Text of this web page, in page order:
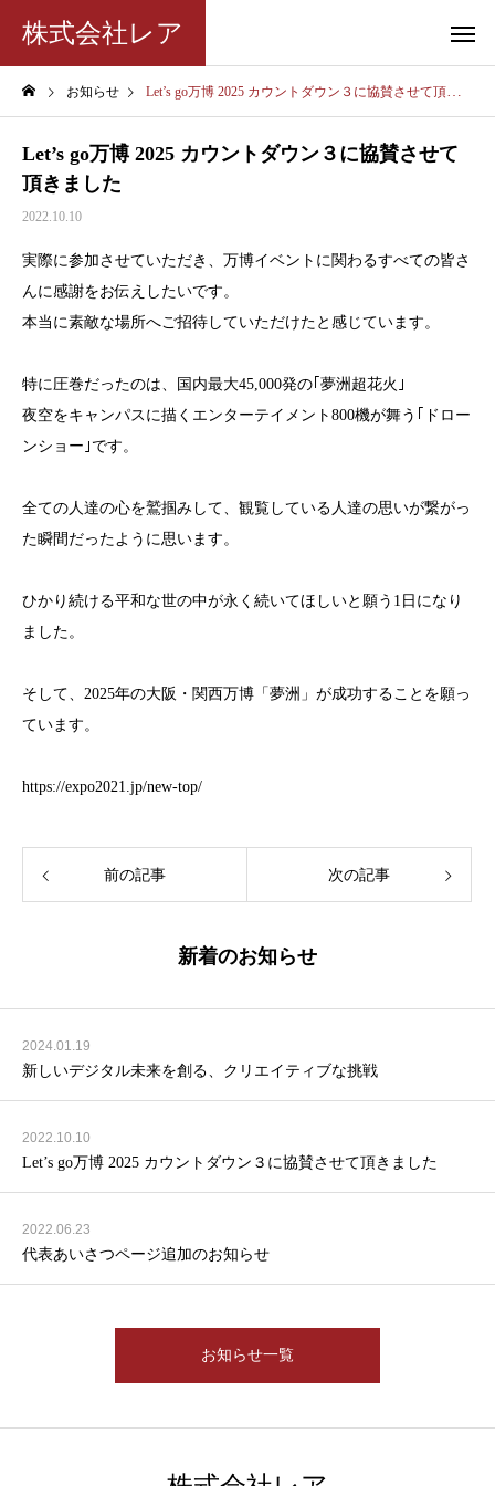
株式会社レア
お知らせ Let’s go万博 2025 カウントダウン３に協賛させて頂きました
Let’s go万博 2025 カウントダウン３に協賛させて
頂きました
2022.10.10
実際に参加させていただき、万博イベントに関わるすべての皆さ
んに感謝をお伝えしたいです。
本当に素敵な場所へご招待していただけたと感じています。
特に圧巻だったのは、国内最大45,000発の｢夢洲超花火｣
夜空をキャンパスに描くエンターテイメント800機が舞う｢ドロー
ンショー｣です。
全ての人達の心を鷲掴みして、観覧している人達の思いが繋がっ
た瞬間だったように思います。
ひかり続ける平和な世の中が永く続いてほしいと願う1日になり
ました。
そして、2025年の大阪・関西万博「夢洲」が成功することを願っ
ています。
https://expo2021.jp/new-top/
前の記事 次の記事
新着のお知らせ
2024.01.19
新しいデジタル未来を創る、クリエイティブな挑戦
2022.10.10
Let’s go万博 2025 カウントダウン３に協賛させて頂きました
2022.06.23
代表あいさつページ追加のお知らせ
お知らせ一覧